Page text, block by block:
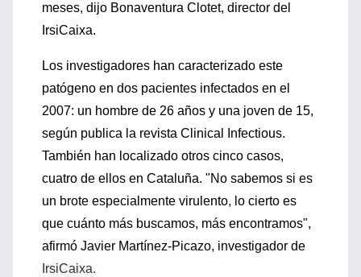
meses, dijo Bonaventura Clotet, director del
IrsiCaixa.
Los investigadores han caracterizado este
patógeno en dos pacientes infectados en el
2007: un hombre de 26 años y una joven de 15,
según publica la revista Clinical Infectious.
También han localizado otros cinco casos,
cuatro de ellos en Cataluña. "No sabemos si es
un brote especialmente virulento, lo cierto es
que cuánto más buscamos, más encontramos",
afirmó Javier Martínez-Picazo, investigador de
IrsiCaixa.